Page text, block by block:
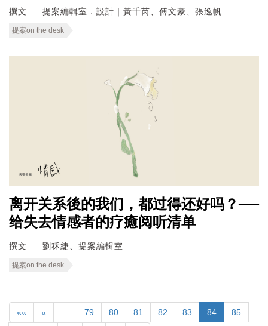
撰文 提案編輯室．設計｜黃千芮、傅文豪、張逸帆
提案on the desk
离开关系後的我们，都过得还好吗？──
给失去情感者的疗癒阅听清单
撰文 劉秝緁、提案編輯室
提案on the desk
«« « 79 80 81 82 83 84 85